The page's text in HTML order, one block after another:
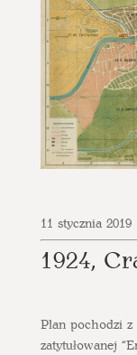
11 stycznia 2019
1924,
Plan pochodzi z
zatytułowanej